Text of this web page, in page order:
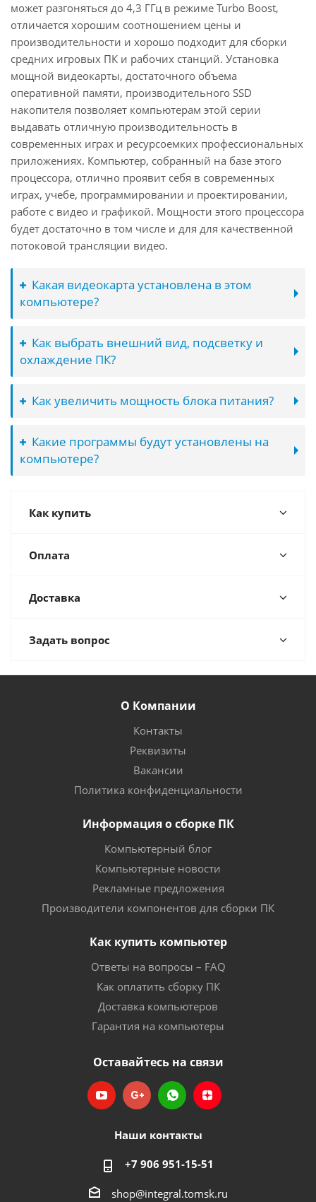
может разгоняться до 4,3 ГГц в режиме Turbo Boost,
отличается хорошим соотношением цены и
производительности и хорошо подходит для сборки
средних игровых ПК и рабочих станций. Установка
мощной видеокарты, достаточного объема
оперативной памяти, производительного SSD
накопителя позволяет компьютерам этой серии
выдавать отличную производительность в
современных играх и ресурсоемких профессиональных
приложениях. Компьютер, собранный на базе этого
процессора, отлично проявит себя в современных
играх, учебе, программировании и проектировании,
работе с видео и графикой. Мощности этого процессора
будет достаточно в том числе и для для качественной
потоковой трансляции видео.
Какая видеокарта установлена в этом
компьютере?
Как выбрать внешний вид, подсветку и
охлаждение ПК?
Как увеличить мощность блока питания?
Какие программы будут установлены на
компьютере?
Как купить
Оплата
Доставка
Задать вопрос
О Компании
Контакты
Реквизиты
Вакансии
Политика конфиденциальности
Информация о сборке ПК
Компьютерный блог
Компьютерные новости
Рекламные предложения
Производители компонентов для сборки ПК
Как купить компьютер
Ответы на вопросы – FAQ
Как оплатить сборку ПК
Доставка компьютеров
Гарантия на компьютеры
Оставайтесь на связи
Наши контакты
+7 906 951-15-51
shop@integral.tomsk.ru